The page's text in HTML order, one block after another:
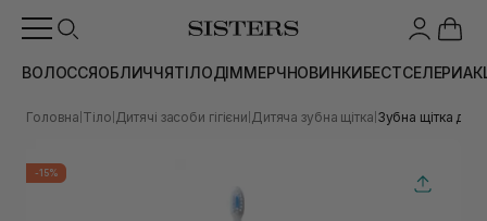
ВОЛОССЯОБЛИЧЧЯТІЛОДІММЕРЧНОВИНКИБЕСТСЕЛЕРИ
Головна Тіло Дитячі засоби гігієни Дитяча зубна щітка Зубна щітка для
-15%